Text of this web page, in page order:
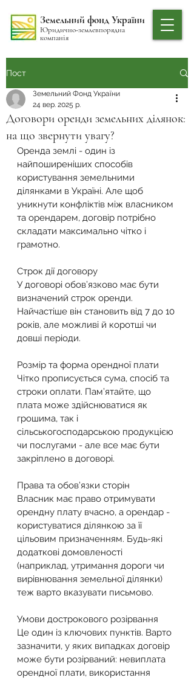
Земельний фонд України
Юридично-землевпорядна
компанія
Пост
Договори оренди земельних ділянок:
на що звернути увагу?
Земельний Фонд України
24 вер. 2025 р.
Оренда землі - один із
найпоширеніших способів
користування земельними
ділянками в Україні. Але щоб
уникнути конфліктів між власником
та орендарем, договір потрібно
складати максимально чітко і
грамотно.
Строк дії договору
У договорі обов’язково має бути
визначений строк оренди.
Найчастіше він становить від 7 до 10
років, але можливі й коротші чи
довші періоди.
Розмір та форма орендної плати
Чітко прописується сума, спосіб та
строки оплати. Пам’ятайте, що
плата може здійснюватися як
грошима, так і
сільськогосподарською продукцією
чи послугами - але все має бути
закріплено в договорі.
Права та обов’язки сторін
Власник має право отримувати
орендну плату вчасно, а орендар -
користуватися ділянкою за її
цільовим призначенням. Будь-які
додаткові домовленості
(наприклад, утримання дороги чи
вирівнювання земельної ділянки)
теж варто вказувати письмово.
Умови дострокового розірвання
Це один із ключових пунктів. Варто
зазначити, у яких випадках договір
може бути розірваний: невиплата
орендної плати, використання